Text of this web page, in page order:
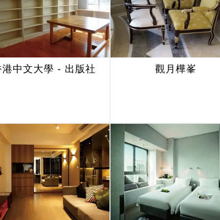
港中文大學 - 出版社 觀月樺峯